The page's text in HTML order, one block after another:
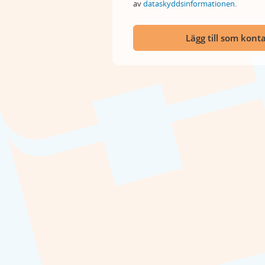
avdataskyddsinformationen.
Lägg till som